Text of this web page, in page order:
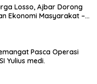
Losso, Ajbar Dorong
Ekonomi Masyarakat –
Pasca Operasi
Yulius medi.